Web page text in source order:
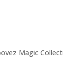
Magic